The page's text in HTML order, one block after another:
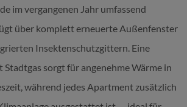
im vergangenen Jahr umfassend
über komplett erneuerte Außenfenster
Insektenschutzgittern. Eine
sorgt für angenehme Wärme in
während jedes Apartment zusätzlich